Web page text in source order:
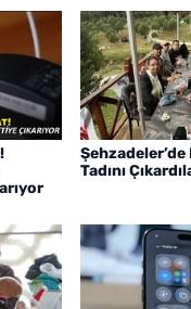
Şehzadeler’de
Tadını